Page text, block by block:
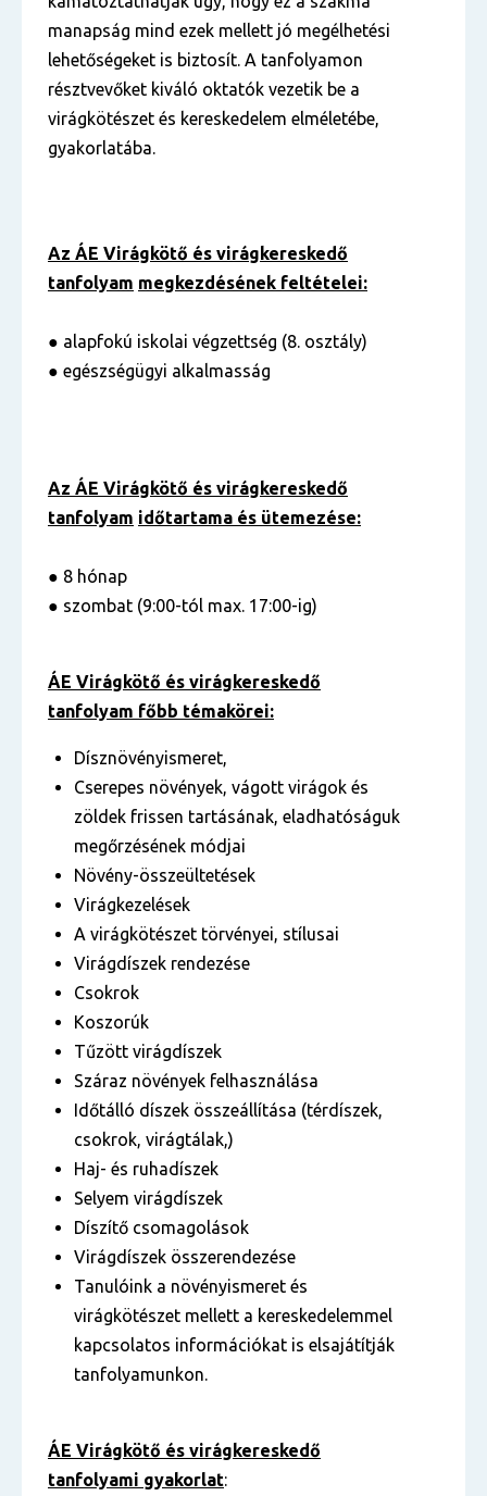
manapság mind ezek mellett jó megélhetési
lehetőségeket is biztosít. A tanfolyamon
résztvevőket kiváló oktatók vezetik be a
virágkötészet és kereskedelem elméletébe,
gyakorlatába.
Az ÁE Virágkötő és virágkereskedő
tanfolyam megkezdésének feltételei:
● alapfokú iskolai végzettség (8. osztály)
● egészségügyi alkalmasság
Az ÁE Virágkötő és virágkereskedő
tanfolyam időtartama és ütemezése:
● 8 hónap
● szombat (9:00-tól max. 17:00-ig)
ÁE Virágkötő és virágkereskedő
tanfolyam főbb témakörei:
Dísznövényismeret,
Cserepes növények, vágott virágok és
zöldek frissen tartásának, eladhatóságuk
megőrzésének módjai
Növény-összeültetések
Virágkezelések
A virágkötészet törvényei, stílusai
Virágdíszek rendezése
Csokrok
Koszorúk
Tűzött virágdíszek
Száraz növények felhasználása
Időtálló díszek összeállítása (térdíszek,
csokrok, virágtálak,)
Haj- és ruhadíszek
Selyem virágdíszek
Díszítő csomagolások
Virágdíszek összerendezése
Tanulóink a növényismeret és
virágkötészet mellett a kereskedelemmel
kapcsolatos információkat is elsajátítják
tanfolyamunkon.
ÁE Virágkötő és virágkereskedő
tanfolyami gyakorlat: